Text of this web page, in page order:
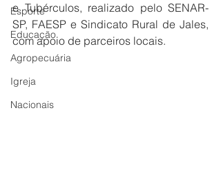
Esporte
Educação
Agropecuária
Igreja
Nacionais
e Tubérculos, realizado pelo SENAR-
SP, FAESP e Sindicato Rural de Jales,
com apoio de parceiros locais.